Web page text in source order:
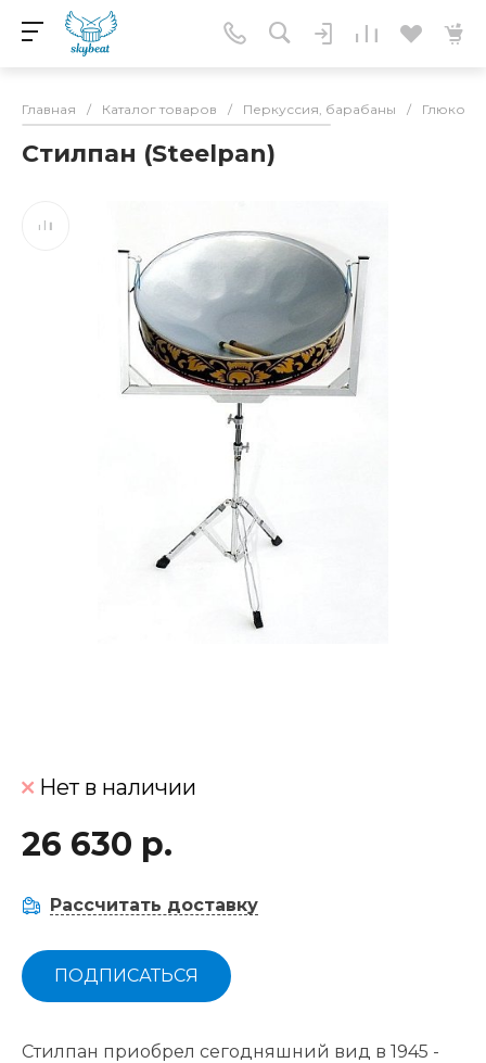
Главная / Каталог товаров / Перкуссия, барабаны /
Стилпан (Steelpan)
Нет в наличии
26 630 р.
Рассчитать доставку
ПОДПИСАТЬСЯ
Стилпан приобрел сегодняшний вид в 1945 -